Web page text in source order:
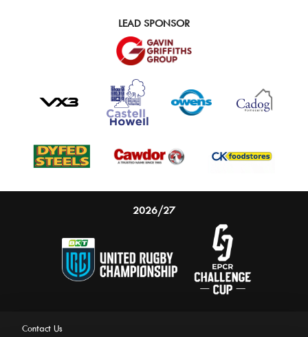
LEAD SPONSOR
2026/27
Contact Us